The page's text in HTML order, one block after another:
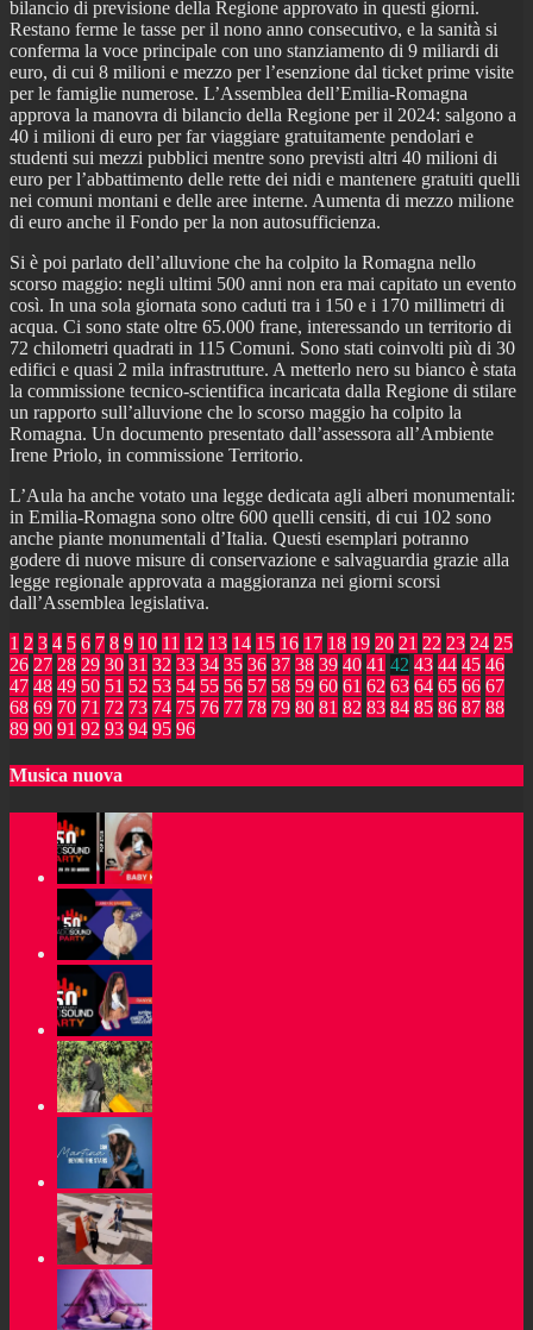
bilancio di previsione della Regione approvato in questi giorni.
Restano ferme le tasse per il nono anno consecutivo, e la sanità si
conferma la voce principale con uno stanziamento di 9 miliardi di
euro, di cui 8 milioni e mezzo per l’esenzione dal ticket prime visite
per le famiglie numerose. L’Assemblea dell’Emilia-Romagna
approva la manovra di bilancio della Regione per il 2024: salgono a
40 i milioni di euro per far viaggiare gratuitamente pendolari e
studenti sui mezzi pubblici mentre sono previsti altri 40 milioni di
euro per l’abbattimento delle rette dei nidi e mantenere gratuiti quelli
nei comuni montani e delle aree interne. Aumenta di mezzo milione
di euro anche il Fondo per la non autosufficienza.
Si è poi parlato dell’alluvione che ha colpito la Romagna nello
scorso maggio: negli ultimi 500 anni non era mai capitato un evento
così. In una sola giornata sono caduti tra i 150 e i 170 millimetri di
acqua. Ci sono state oltre 65.000 frane, interessando un territorio di
72 chilometri quadrati in 115 Comuni. Sono stati coinvolti più di 30
edifici e quasi 2 mila infrastrutture. A metterlo nero su bianco è stata
la commissione tecnico-scientifica incaricata dalla Regione di stilare
un rapporto sull’alluvione che lo scorso maggio ha colpito la
Romagna. Un documento presentato dall’assessora all’Ambiente
Irene Priolo, in commissione Territorio.
L’Aula ha anche votato una legge dedicata agli alberi monumentali:
in Emilia-Romagna sono oltre 600 quelli censiti, di cui 102 sono
anche piante monumentali d’Italia. Questi esemplari potranno
godere di nuove misure di conservazione e salvaguardia grazie alla
legge regionale approvata a maggioranza nei giorni scorsi
dall’Assemblea legislativa.
1 2 3 4 5 6 7 8 9 10 11 12 13 14 15 16 17 18 19 20 21 22 23 24 25
26 27 28 29 30 31 32 33 34 35 36 37 38 39 40 41 42 43 44 45 46
47 48 49 50 51 52 53 54 55 56 57 58 59 60 61 62 63 64 65 66 67
68 69 70 71 72 73 74 75 76 77 78 79 80 81 82 83 84 85 86 87 88
89 90 91 92 93 94 95 96
Musica nuova